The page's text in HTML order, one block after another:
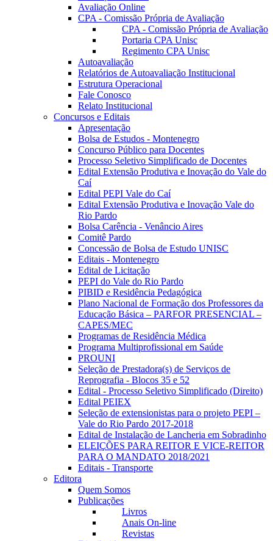
Avaliação Online
CPA - Comissão Própria de Avaliação
CPA - Comissão Própria de Avaliação
Portaria CPA Unisc
Regimento CPA Unisc
Autoavaliação
Relatórios de Autoavaliação Institucional
Estrutura Operacional
Fale Conosco
Relato Institucional
Concursos e Editais
Apresentação
Bolsa de Estudos - Montenegro
Concurso Público para Docentes
Processo Seletivo Simplificado de Docentes
Edital Extensão Produtiva e Inovação do Vale do
Caí
Edital PEPI Vale do Caí
Edital Extensão Produtiva e Inovação Vale do
Rio Pardo
Bolsa Carência - Venâncio Aires
Comitê Pardo
Concessão de Bolsa de Estudo UNISC
Editais - Montenegro
Edital de Licitação
PEPI do Vale do Rio Pardo
PIBID e Residência Pedagógica
Plano Nacional de Formação dos Professores da
Educação Básica – PARFOR PRESENCIAL –
CAPES/MEC
Programas de Residência Médica
Programa Multiprofissional em Saúde
PROUNI
Seleção de Prestadora(s) de Serviços de
Reprografia - Blocos 35 e 52
Edital - Processo Seletivo Simplificado (Direito)
Edital PEIEX
Seleção de extensionistas para o projeto PEPI –
Vale do Rio Pardo 2017-2018
Edital de Instalação de Lancheria em Sobradinho
ELEIÇÕES PARA REITOR E VICE-REITOR
PARA O MANDATO 2018/2021
Editais - Transporte
Editora
Quem Somos
Publicações
Livros
Anais On-line
Revistas